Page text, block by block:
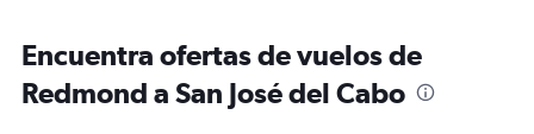
Encuentra ofertas de vuelos de
Redmond a San José del Cabo